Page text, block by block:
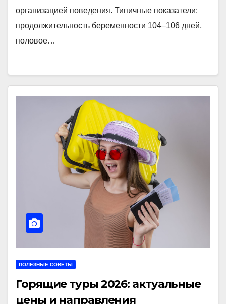
организацией поведения. Типичные показатели:
продолжительность беременности 104–106 дней,
половое…
ПОЛЕЗНЫЕ СОВЕТЫ
Горящие туры 2026: актуальные
цены и направления